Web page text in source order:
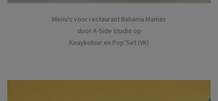
Menu's voor restaurant Bahama Mamas
door A-Side studio op
Keaykolour en Pop’Set (VK)